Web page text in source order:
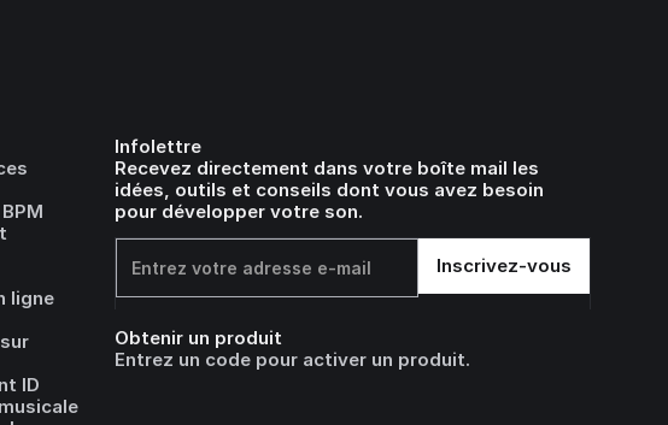
ligne
ID
Infolettre
Recevez directement dans votre boîte mail les
idées, outils et conseils dont vous avez besoin
pour développer votre son.
Obtenir un produit
Entrez un code pour activer un produit.